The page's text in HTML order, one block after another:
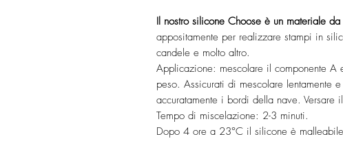
Il nostro silicone Choose è un materiale
appositamente per realizzare stampi in
candele e molto altro.
Applicazione: mescolare il componente
peso. Assicurati di mescolare lentamente
accuratamente i bordi della nave. Versare
Tempo di miscelazione: 2-3 minuti.
Dopo 4 ore a 23°C il silicone è